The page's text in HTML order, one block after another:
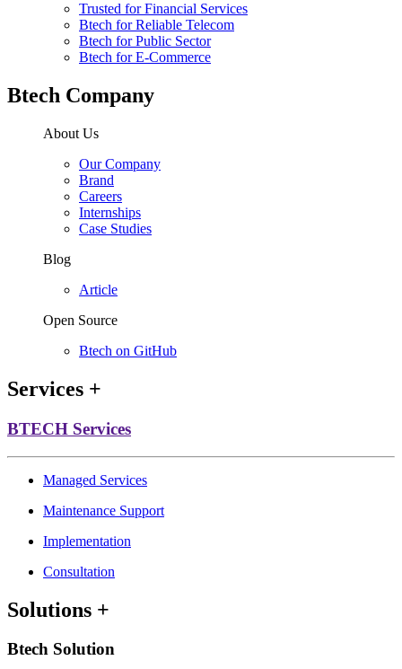
Trusted for Financial Services
Btech for Reliable Telecom
Btech for Public Sector
Btech for E-Commerce
Btech Company
About Us
Our Company
Brand
Careers
Internships
Case Studies
Blog
Article
Open Source
Btech on GitHub
Services +
BTECH Services
Managed Services
Maintenance Support
Implementation
Consultation
Solutions +
Btech Solution